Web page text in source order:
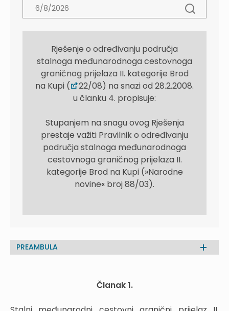
Rješenje o određivanju područja
stalnoga međunarodnoga cestovnoga
graničnog prijelaza II. kategorije Brod
na Kupi (
22/08) na snazi od 28.2.2008.
u članku 4. propisuje:
Stupanjem na snagu ovog Rješenja
prestaje važiti Pravilnik o određivanju
područja stalnoga međunarodnoga
cestovnoga graničnog prijelaza II.
kategorije Brod na Kupi (»Narodne
novine« broj 88/03).
PREAMBULA
Članak 1.